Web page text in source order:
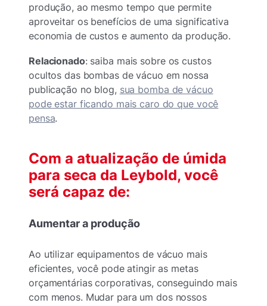
produção, ao mesmo tempo que permite
aproveitar os benefícios de uma significativa
economia de custos e aumento da produção.
Relacionado: saiba mais sobre os custos
ocultos das bombas de vácuo em nossa
publicação no blog, sua bomba de vácuo
pode estar ficando mais caro do que você
pensa.
Com a atualização de úmida
para seca da Leybold, você
será capaz de:
Aumentar a produção
Ao utilizar equipamentos de vácuo mais
eficientes, você pode atingir as metas
orçamentárias corporativas, conseguindo mais
com menos. Mudar para um dos nossos